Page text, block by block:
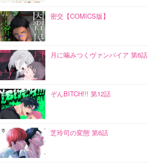
密交【COMICS版】
月に噛みつくヴァンパイア 第6話
ぞんBITCH!!! 第12話
芝玲司の変態 第6話